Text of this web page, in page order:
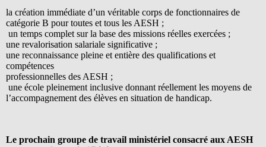
la création immédiate d’un véritable corps de fonctionnaires de
catégorie B pour toutes et tous les AESH ;
un temps complet sur la base des missions réelles exercées ;
une revalorisation salariale significative ;
une reconnaissance pleine et entière des qualifications et
compétences
professionnelles des AESH ;
une école pleinement inclusive donnant réellement les moyens de
l’accompagnement des élèves en situation de handicap.
Le prochain groupe de travail ministériel consacré aux AESH